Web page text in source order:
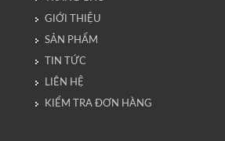
GIỚI THIỆU
SẢN PHẨM
TIN TỨC
LIÊN HỆ
KIỂM TRA ĐƠN HÀNG